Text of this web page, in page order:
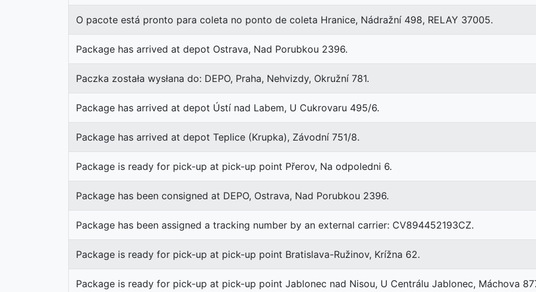
O pacote está pronto para coleta no ponto de coleta Hranice, Nádražní 498, RELAY 37005.
Package has arrived at depot Ostrava, Nad Porubkou 2396.
Paczka została wysłana do: DEPO, Praha, Nehvizdy, Okružní 781.
Package has arrived at depot Ústí nad Labem, U Cukrovaru 495/6.
Package has arrived at depot Teplice (Krupka), Závodní 751/8.
Package is ready for pick-up at pick-up point Přerov, Na odpoledni 6.
Package has been consigned at DEPO, Ostrava, Nad Porubkou 2396.
Package has been assigned a tracking number by an external carrier: CV894452193CZ.
Package is ready for pick-up at pick-up point Bratislava-Ružinov, Krížna 62.
Package is ready for pick-up at pick-up point Jablonec nad Nisou, U Centrálu Jablonec, Máchova